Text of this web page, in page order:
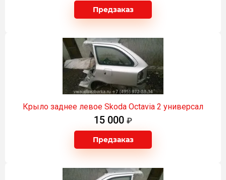
Предзаказ
Крыло заднее левое Skoda Оctavia 2 универсал
15 000
Предзаказ